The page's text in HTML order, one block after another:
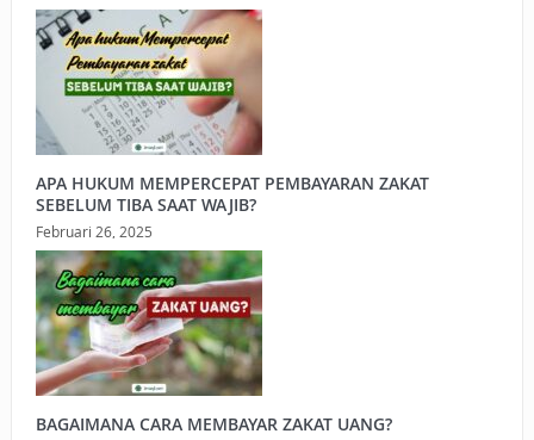
APA HUKUM MEMPERCEPAT PEMBAYARAN ZAKAT
SEBELUM TIBA SAAT WAJIB?
Februari 26, 2025
BAGAIMANA CARA MEMBAYAR ZAKAT UANG?